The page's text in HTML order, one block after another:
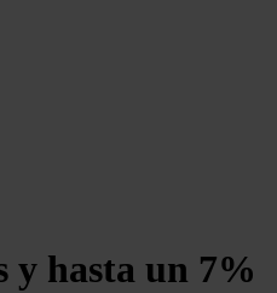
y hasta un 7%